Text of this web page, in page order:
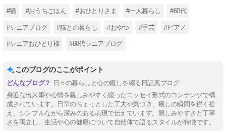
#猫 #おうちごはん #おひとりさま #一人暮らし #60代
#シニアブログ #猫との暮らし #おやつ #手芸 #ピアノ
#シニアおひとり様 #60代シニアブログ
このブログのここがポイント
日々の暮らしと心の癒しを綴る日記風ブログ
身近な出来事や心情を親しみやすく綴ったエッセイ形式のコンテンツで構
成されています。日常のちょっとした工夫や気づき、癒しの瞬間を鋭く捉
え、シンプルながら深みのある表現で伝えています。親しみやすさと丁寧
さを両立し、生活や心の健康について自然体で語るスタイルが特徴です。